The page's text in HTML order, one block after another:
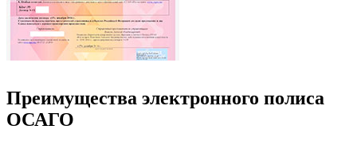
Преимущества электронного полиса
ОСАГО